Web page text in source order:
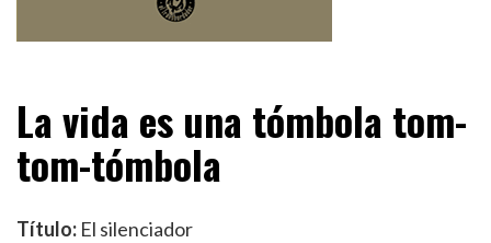
La vida es una tómbola tom-
tom-tómbola
Título: El silenciador